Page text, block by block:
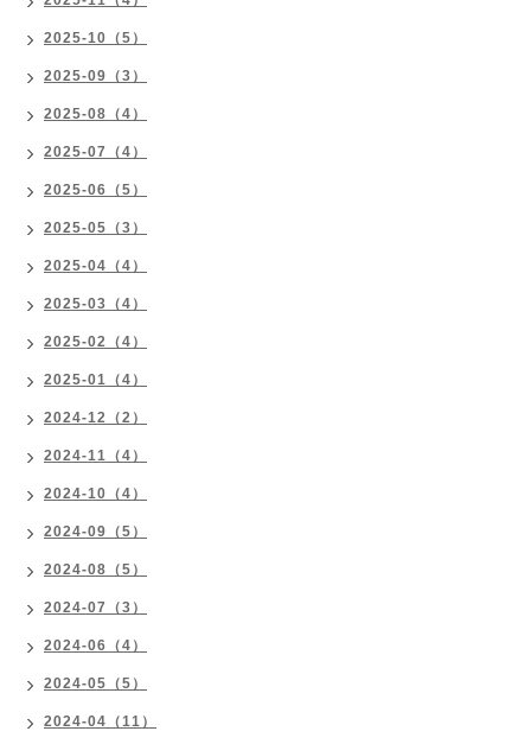
2025-10（5）
2025-09（3）
2025-08（4）
2025-07（4）
2025-06（5）
2025-05（3）
2025-04（4）
2025-03（4）
2025-02（4）
2025-01（4）
2024-12（2）
2024-11（4）
2024-10（4）
2024-09（5）
2024-08（5）
2024-07（3）
2024-06（4）
2024-05（5）
2024-04（11）